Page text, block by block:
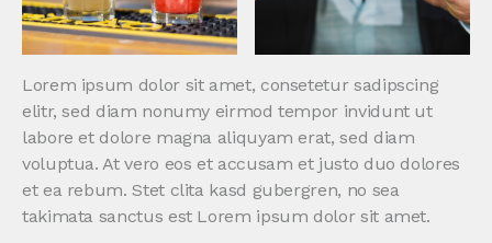
Lorem ipsum dolor sit amet, consetetur sadipscing
elitr, sed diam nonumy eirmod tempor invidunt ut
labore et dolore magna aliquyam erat, sed diam
voluptua. At vero eos et accusam et justo duo dolores
et ea rebum. Stet clita kasd gubergren, no sea
takimata sanctus est Lorem ipsum dolor sit amet.